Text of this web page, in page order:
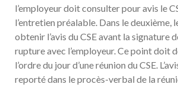
l’employeur doit consulter pour avis le
l’entretien préalable. Dans le deuxième,
obtenir l’avis du CSE avant la signature
rupture avec l’employeur. Ce point doit
l’ordre du jour d’une réunion du CSE.
reporté dans le procès-verbal de la